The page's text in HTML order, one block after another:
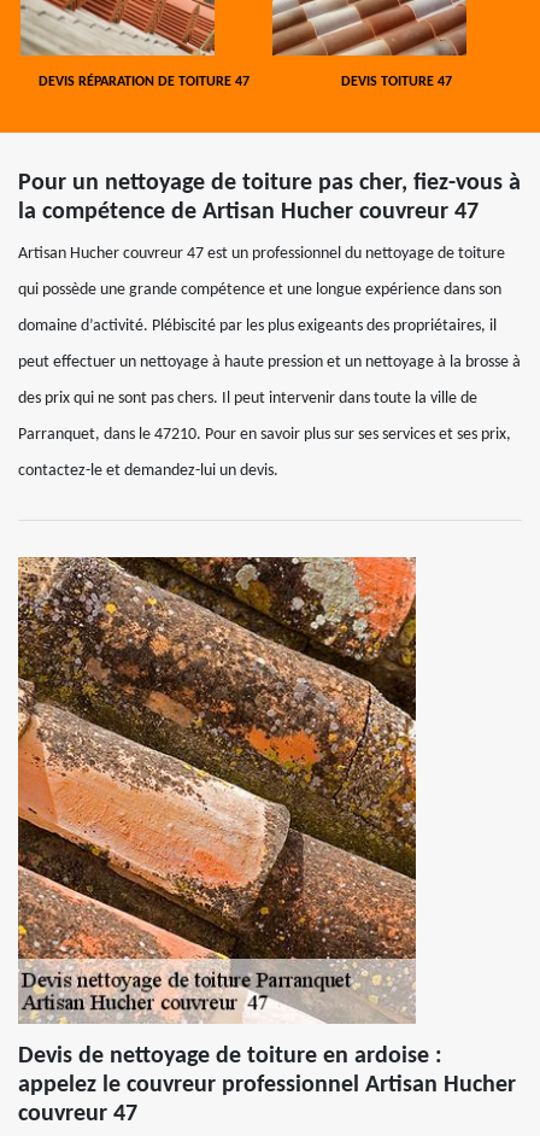
DEVIS RÉPARATION DE TOITURE 47 DEVIS TOITURE 47
Pour un nettoyage de toiture pas cher, fiez-vous à
la compétence de Artisan Hucher couvreur 47
Artisan Hucher couvreur 47 est un professionnel du nettoyage de toiture
qui possède une grande compétence et une longue expérience dans son
domaine d’activité. Plébiscité par les plus exigeants des propriétaires, il
peut effectuer un nettoyage à haute pression et un nettoyage à la brosse à
des prix qui ne sont pas chers. Il peut intervenir dans toute la ville de
Parranquet, dans le 47210. Pour en savoir plus sur ses services et ses prix,
contactez-le et demandez-lui un devis.
Devis de nettoyage de toiture en ardoise :
appelez le couvreur professionnel Artisan Hucher
couvreur 47